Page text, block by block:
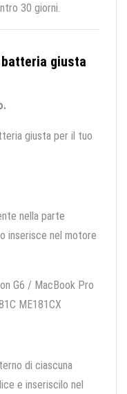
30 giorni.
giusta
giusta per il tuo
nella parte
inserisce nel motore
G6 / MacBook Pro
ME181CX
di ciascuna
e inseriscilo nel